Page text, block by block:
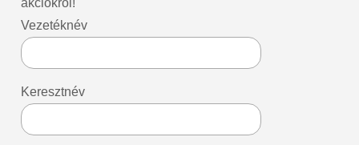
Vezetéknév
Keresztnév